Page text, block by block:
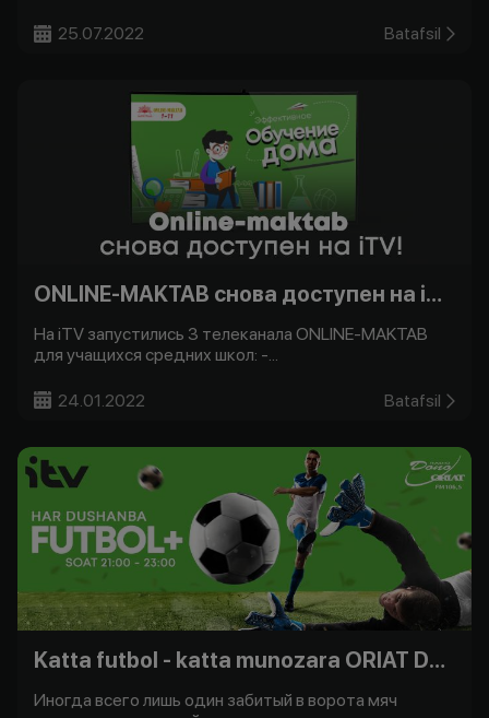
25.07.2022 Batafsil
ONLINE-MAKTAB снова доступен на iTV!
На iTV запустились 3 телеканала ONLINE-MAKTAB
для учащихся средних школ: -...
24.01.2022 Batafsil
Katta futbol - katta munozara ORIAT Dono bilan -
Иногда всего лишь один забитый в ворота мяч